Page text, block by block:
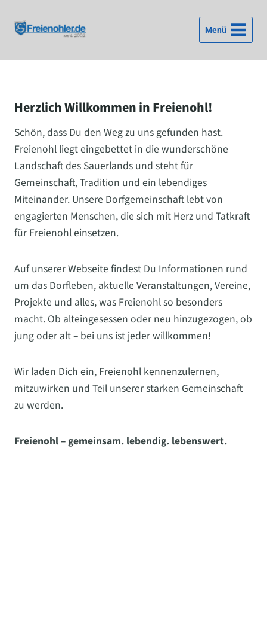
Inhalt
springen
Menü
Herzlich Willkommen in Freienohl!
Schön, dass Du den Weg zu uns gefunden hast.
Freienohl liegt eingebettet in die wunderschöne
Landschaft des Sauerlands und steht für
Gemeinschaft, Tradition und ein lebendiges
Miteinander. Unsere Dorfgemeinschaft lebt von
engagierten Menschen, die sich mit Herz und Tatkraft
für Freienohl einsetzen.
Auf unserer Webseite findest Du Informationen rund
um das Dorfleben, aktuelle Veranstaltungen, Vereine,
Projekte und alles, was Freienohl so besonders
macht. Ob alteingesessen oder neu hinzugezogen, ob
jung oder alt – bei uns ist jeder willkommen!
Wir laden Dich ein, Freienohl kennenzulernen,
mitzuwirken und Teil unserer starken Gemeinschaft
zu werden.
Freienohl – gemeinsam. lebendig. lebenswert.